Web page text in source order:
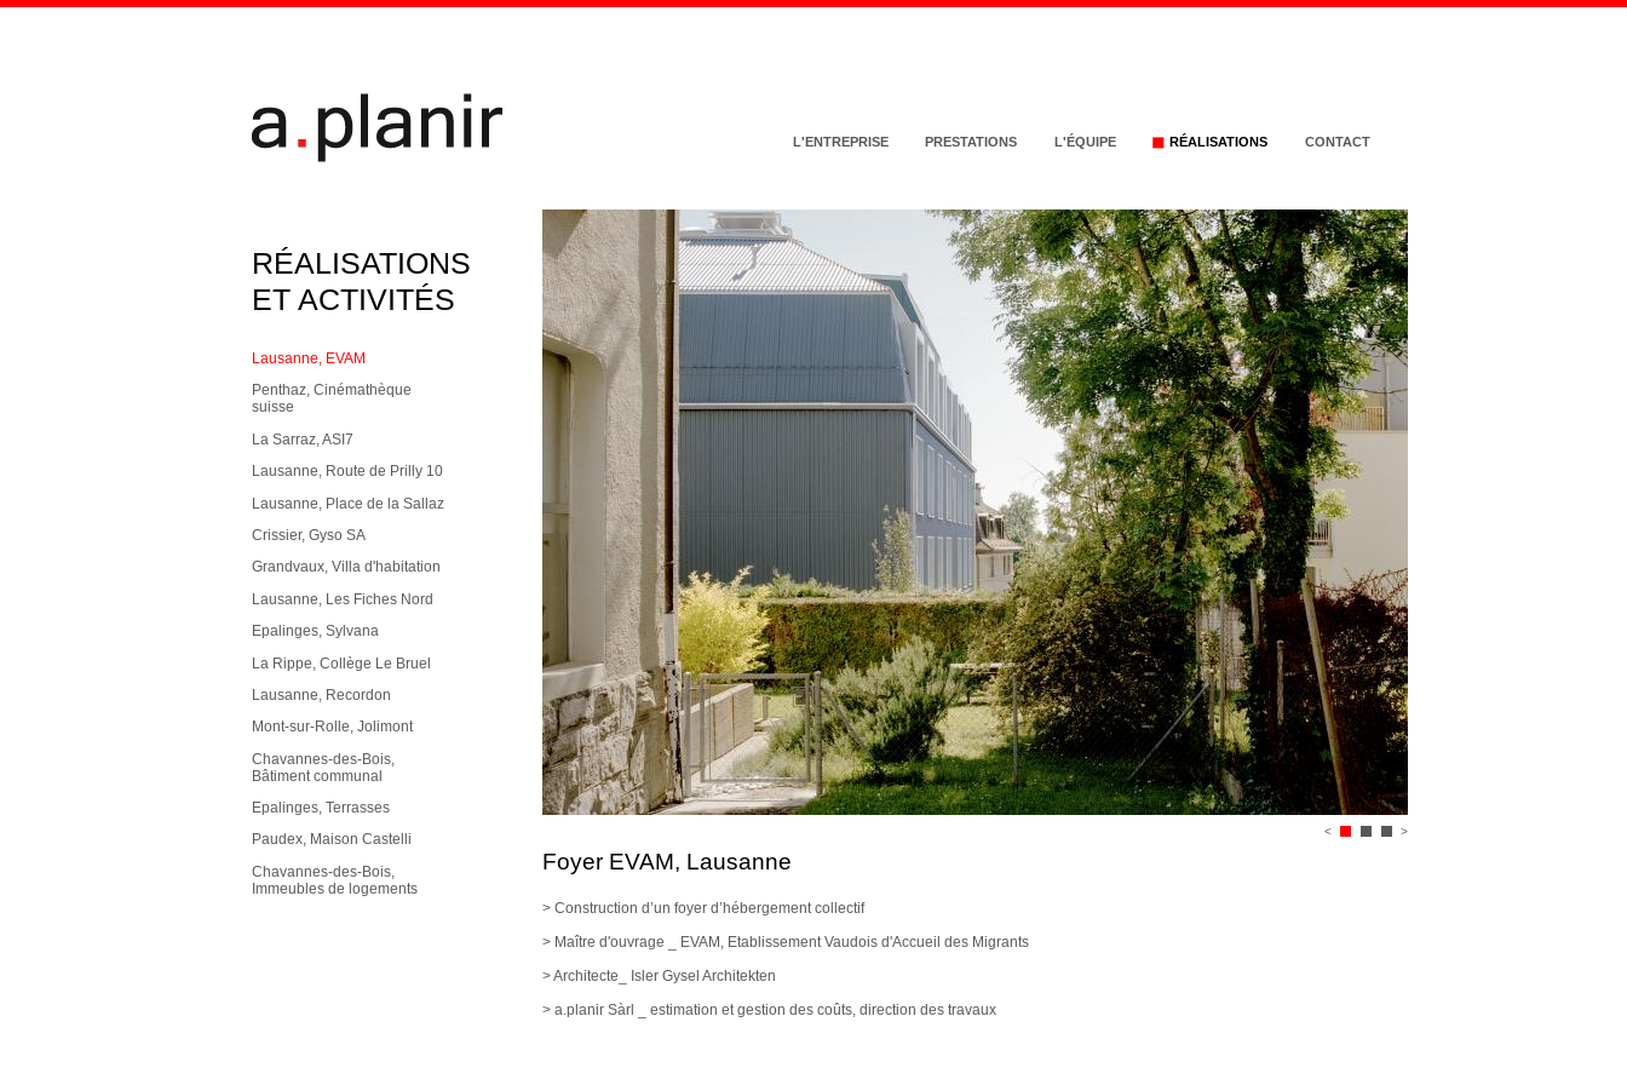
L'ENTREPRISE PRESTATIONS L'ÉQUIPE RÉALISATIONS CONTACT
RÉALISATIONS
ET ACTIVITÉS
Lausanne, EVAM
Penthaz, Cinémathèque
suisse
La Sarraz, ASI7
Lausanne, Route de Prilly 10
Lausanne, Place de la Sallaz
Crissier, Gyso SA
Grandvaux, Villa d'habitation
Lausanne, Les Fiches Nord
Epalinges, Sylvana
La Rippe, Collège Le Bruel
Lausanne, Recordon
Mont-sur-Rolle, Jolimont
Chavannes-des-Bois,
Bâtiment communal
Epalinges, Terrasses
Paudex, Maison Castelli
Chavannes-des-Bois,
Immeubles de logements
< 1 2 3 >
Foyer EVAM, Lausanne
> Construction d’un foyer d’hébergement collectif
> Maître d'ouvrage _ EVAM, Etablissement Vaudois d'Accueil des Migrants
> Architecte_ Isler Gysel Architekten
> a.planir Sàrl _ estimation et gestion des coûts, direction des travaux